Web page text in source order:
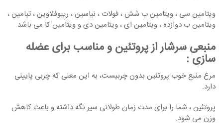
ویتامین سی ، ویتامین ب شش ، فولات ، نیاسین ، ریبوفلاوین ، تیامین ،
ویتامین ب دوازده ، ویتامین ای ، ویتامین دی و ویتامین کا می باشد.
منبعی سرشار از پروتئین و مناسب برای عضله
سازی:
مرغ منبع خوب پروتئین بدون چربیست، به این معنی که چربی پایینی
دارد.
پروتئین ، شما را برای مدت زمان طولانی سیر نگه داشته و باعث کاهش
وزن می شود.